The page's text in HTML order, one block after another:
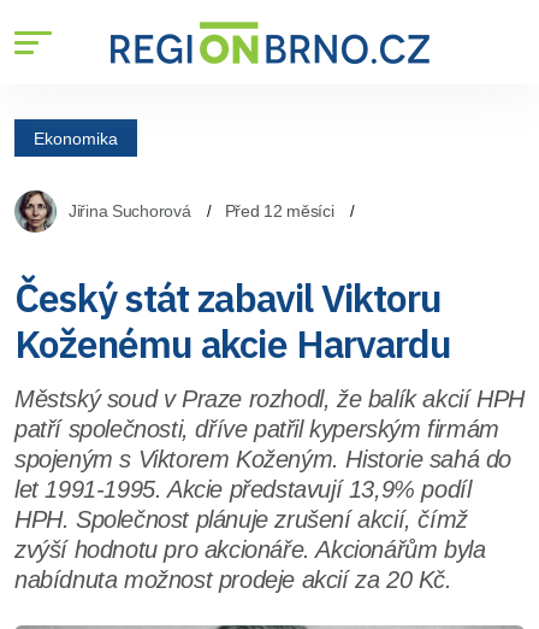
Ekonomika
Jiřina Suchorová Před 12 měsíci
Český stát zabavil Viktoru
Koženému akcie Harvardu
Městský soud v Praze rozhodl, že balík akcií HPH
patří společnosti, dříve patřil kyperským firmám
spojeným s Viktorem Koženým. Historie sahá do
let 1991-1995. Akcie představují 13,9% podíl
HPH. Společnost plánuje zrušení akcií, čímž
zvýší hodnotu pro akcionáře. Akcionářům byla
nabídnuta možnost prodeje akcií za 20 Kč.